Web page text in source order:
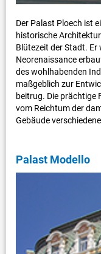
Der Palast Ploech ist
historische
Blütezeit der Stadt.
Neorenaissance
des wohlhabenden
maßgeblich zur
beitrug. Die prächtige
vom Reichtum der
Gebäude
Palast Modello